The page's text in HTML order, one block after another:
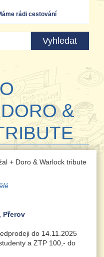
rádi cestování
&
Přerov
do 14.11.2025
a ZTP 100,- do